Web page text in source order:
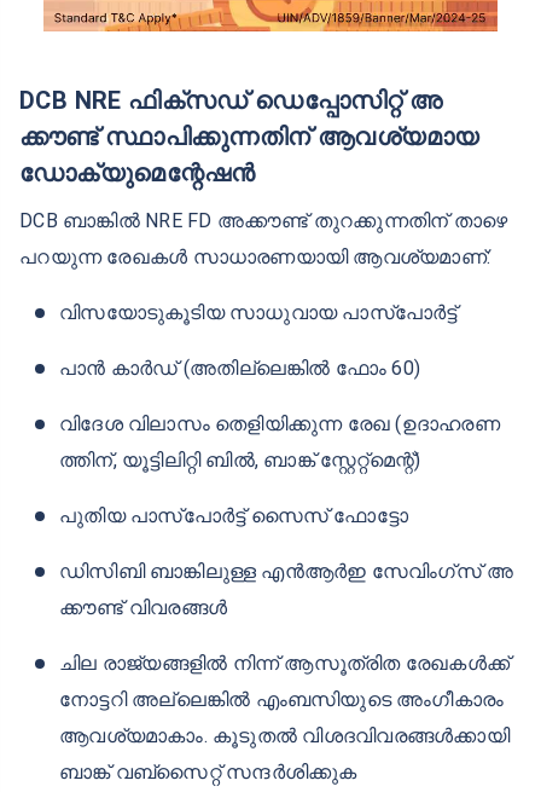
ക്കൗണ്ട് സ്ഥാപിക്കുന്നതിന് ആവശ്യമായ
DCB ബാങ്കില്‍ NRE FD അക്കൗണ്ട് തുറക്കുന്നതിന് താഴെ
പറയുന്ന രേഖകള്‍ സാധാരണയായി ആവശ്യമാണ്:
വിസയോടുകൂടിയ സാധുവായ പാസ്‌പോര്‍ട്ട്